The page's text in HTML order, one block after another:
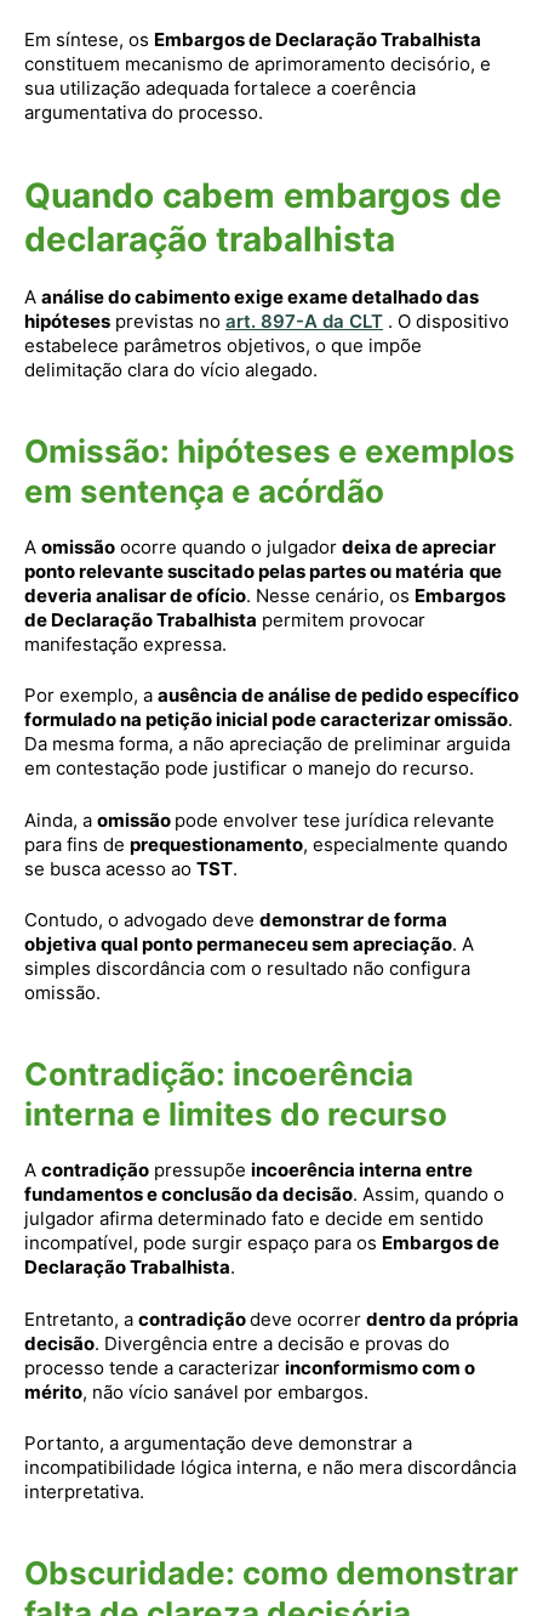
Em síntese, os Embargos de Declaração Trabalhista
constituem mecanismo de aprimoramento decisório, e
sua utilização adequada fortalece a coerência
argumentativa do processo.
Quando cabem embargos de
declaração trabalhista
A análise do cabimento exige exame detalhado das
hipóteses previstas no art. 897-A da CLT . O dispositivo
estabelece parâmetros objetivos, o que impõe
delimitação clara do vício alegado.
Omissão: hipóteses e exemplos
em sentença e acórdão
A omissão ocorre quando o julgador deixa de apreciar
ponto relevante suscitado pelas partes ou matéria que
deveria analisar de ofício. Nesse cenário, os Embargos
de Declaração Trabalhista permitem provocar
manifestação expressa.
Por exemplo, a ausência de análise de pedido específico
formulado na petição inicial pode caracterizar omissão.
Da mesma forma, a não apreciação de preliminar arguida
em contestação pode justificar o manejo do recurso.
Ainda, a omissão pode envolver tese jurídica relevante
para fins de prequestionamento, especialmente quando
se busca acesso ao TST.
Contudo, o advogado deve demonstrar de forma
objetiva qual ponto permaneceu sem apreciação. A
simples discordância com o resultado não configura
omissão.
Contradição: incoerência
interna e limites do recurso
A contradição pressupõe incoerência interna entre
fundamentos e conclusão da decisão. Assim, quando o
julgador afirma determinado fato e decide em sentido
incompatível, pode surgir espaço para os Embargos de
Declaração Trabalhista.
Entretanto, a contradiçãodeve ocorrer dentro da própria
decisão. Divergência entre a decisão e provas do
processo tende a caracterizar inconformismo com o
mérito, não vício sanável por embargos.
Portanto, a argumentação deve demonstrar a
incompatibilidade lógica interna, e não mera discordância
interpretativa.
Obscuridade: como demonstrar